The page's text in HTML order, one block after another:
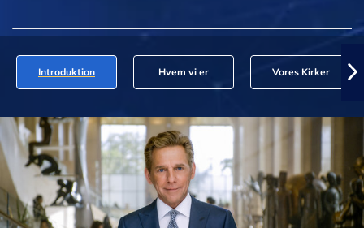
Introduktion Hvem vi er Vores Kirker